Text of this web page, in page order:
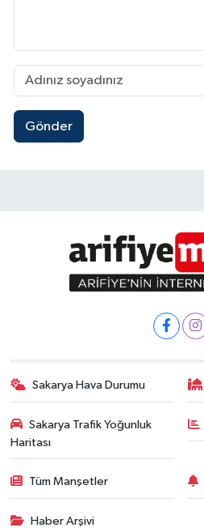
Gönder
Sakarya Hava Durumu
Sakarya Trafik Yoğunluk
Haritası
Tüm Manşetler
Haber Arşivi